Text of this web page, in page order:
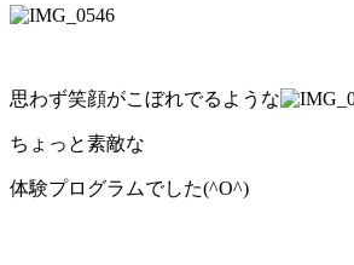
思わず笑顔がこぼれでるような
ちょっと素敵な
体験プログラムでした(^O^)